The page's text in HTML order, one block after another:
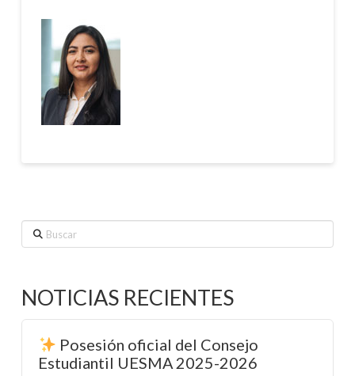
Buscar
NOTICIAS RECIENTES
Posesión oficial del Consejo
Estudiantil UESMA 2025-2026